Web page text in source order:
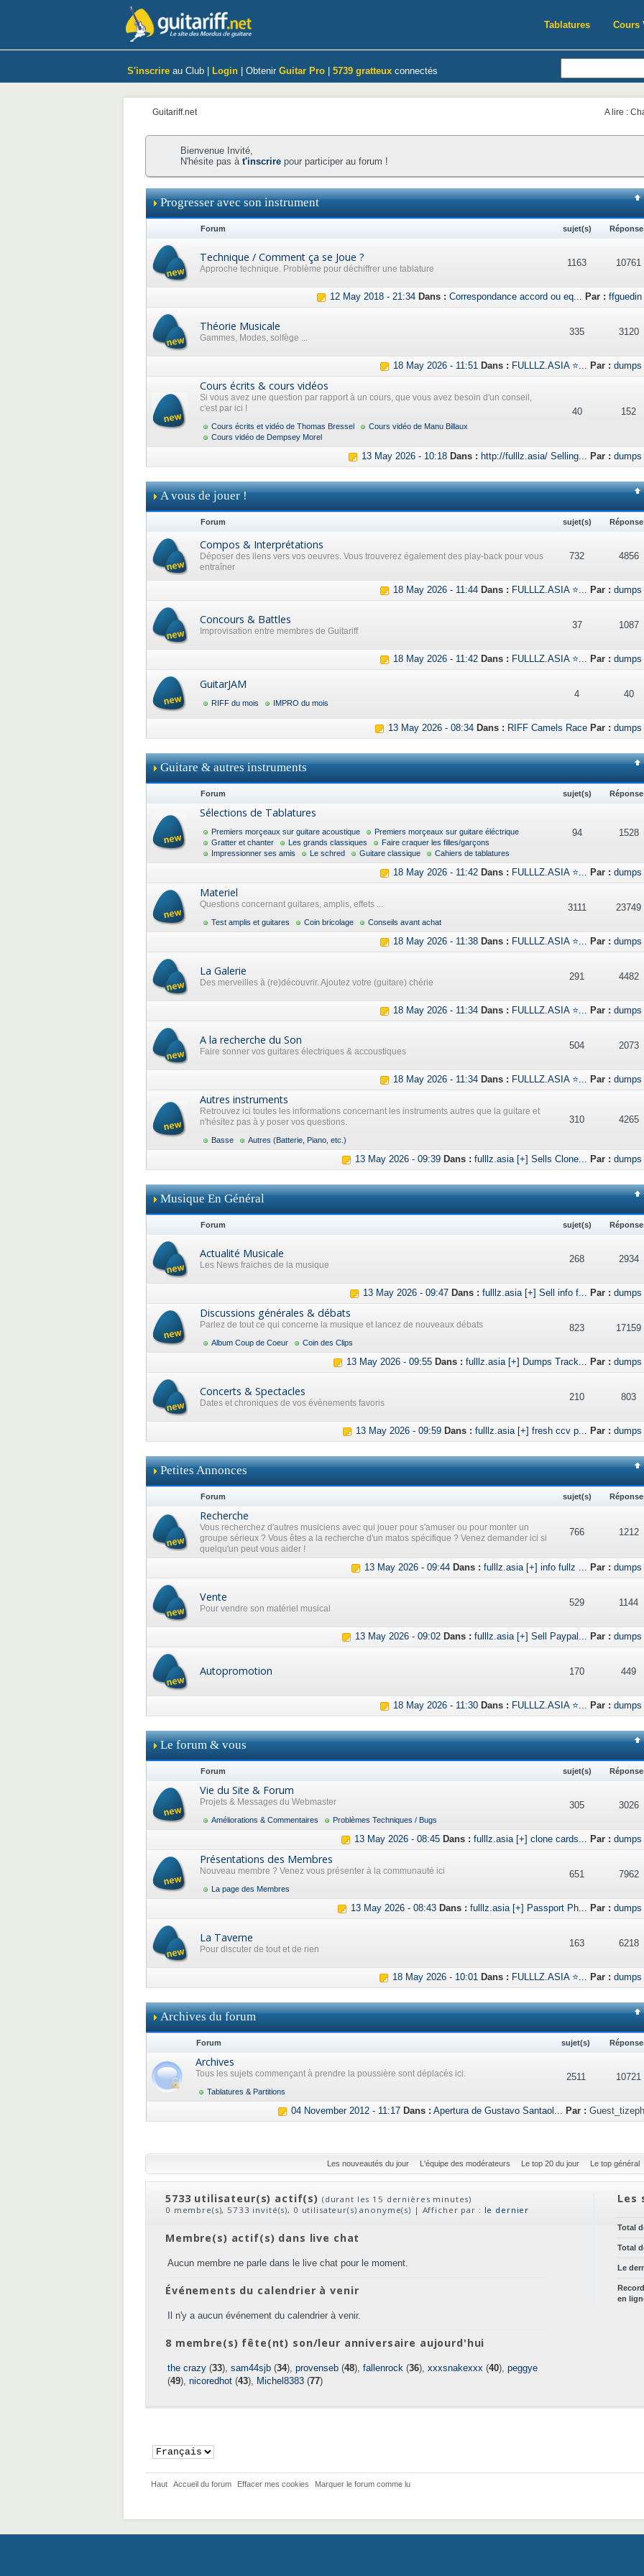
Tablatures Cours
S'inscrire au Club | Login | Obtenir Guitar Pro 5739 gratteux connectés
Guitariff.net A lire :
Bienvenue Invité,
N'hésite pas à t'inscrire pour participer au forum !
Progresser avec son instrument
Forum sujet(s)
Technique / Comment ça se Joue ?
Approche technique. Problème pour déchiffrer une tablature
1163 10761
12 May 2018 - 21:34 Dans : Correspondance accord ou eq... Par : ffguedin
Théorie Musicale
Gammes, Modes, solfège ...
335 3120
18 May 2026 - 11:51 Dans : FULLLZ.ASIA ⭐... Par : dumps
Cours écrits & cours vidéos
Si vous avez une question par rapport à un cours, que vous avez besoin d'un conseil,
c'est par ici !
Cours écrits et vidéo de Thomas Bressel
Cours vidéo de Manu Billaux
Cours vidéo de Dempsey Morel
40 152
13 May 2026 - 10:18 Dans : http://fulllz.asia/ Selling... Par : dumps
A vous de jouer !
Forum sujet(s)
Compos & Interprétations
Déposer des liens vers vos oeuvres. Vous trouverez également des play-back pour vous
entraîner
732 4856
18 May 2026 - 11:44 Dans : FULLLZ.ASIA ⭐... Par : dumps
Concours & Battles
Improvisation entre membres de Guitariff
37 1087
18 May 2026 - 11:42 Dans : FULLLZ.ASIA ⭐... Par : dumps
GuitarJAM
RIFF du mois IMPRO du mois
4 40
13 May 2026 - 08:34 Dans : RIFF Camels Race Par : dumps
Guitare & autres instruments
Forum sujet(s)
Sélections de Tablatures
Premiers morçeaux sur guitare acoustique
Premiers morçeaux sur guitare éléctrique
Gratter et chanter
Les grands classiques
Faire craquer les filles/garçons
Impressionner ses amis
Le schred Guitare classique Cahiers de tablatures
94 1528
18 May 2026 - 11:42 Dans : FULLLZ.ASIA ⭐... Par : dumps
Materiel
Questions concernant guitares, amplis, effets ...
Test amplis et guitares Coin bricolage Conseils avant achat
3111 23749
18 May 2026 - 11:38 Dans : FULLLZ.ASIA ⭐... Par : dumps
La Galerie
Des merveilles à (re)découvrir. Ajoutez votre (guitare) chérie
291 4482
18 May 2026 - 11:34 Dans : FULLLZ.ASIA ⭐... Par : dumps
A la recherche du Son
Faire sonner vos guitares électriques & accoustiques
504 2073
18 May 2026 - 11:34 Dans : FULLLZ.ASIA ⭐... Par : dumps
Autres instruments
Retrouvez ici toutes les informations concernant les instruments autres que la guitare et
n'hésitez pas à y poser vos questions.
Basse Autres (Batterie, Piano, etc.)
310 4265
13 May 2026 - 09:39 Dans : fulllz.asia [+] Sells Clone... Par : dumps
Musique En Général
Forum sujet(s)
Actualité Musicale
Les News fraiches de la musique
268 2934
13 May 2026 - 09:47 Dans : fulllz.asia [+] Sell info f... Par : dumps
Discussions générales & débats
Parlez de tout ce qui concerne la musique et lancez de nouveaux débats
Album Coup de Coeur Coin des Clips
823 17159
13 May 2026 - 09:55 Dans : fulllz.asia [+] Dumps Track... Par : dumps
Concerts & Spectacles
Dates et chroniques de vos évènements favoris
210 803
13 May 2026 - 09:59 Dans : fulllz.asia [+] fresh ccv p... Par : dumps
Petites Annonces
Forum sujet(s)
Recherche
Vous recherchez d'autres musiciens avec qui jouer pour s'amuser ou pour monter un
groupe sérieux ? Vous êtes a la recherche d'un matos spécifique ? Venez demander ici si
quelqu'un peut vous aider !
766 1212
13 May 2026 - 09:44 Dans : fulllz.asia [+] info fullz ... Par : dumps
Vente
Pour vendre son matériel musical
529 1144
13 May 2026 - 09:02 Dans : fulllz.asia [+] Sell Paypal... Par : dumps
Autopromotion 170 449
18 May 2026 - 11:30 Dans : FULLLZ.ASIA ⭐... Par : dumps
Le forum & vous
Forum sujet(s)
Vie du Site & Forum
Projets & Messages du Webmaster
Améliorations & Commentaires Problèmes Techniques / Bugs
305 3026
13 May 2026 - 08:45 Dans : fulllz.asia [+] clone cards... Par : dumps
Présentations des Membres
Nouveau membre ? Venez vous présenter à la communauté ici
La page des Membres
651 7962
13 May 2026 - 08:43 Dans : fulllz.asia [+] Passport Ph... Par : dumps
La Taverne
Pour discuter de tout et de rien
163 6218
18 May 2026 - 10:01 Dans : FULLLZ.ASIA ⭐... Par : dumps
Archives du forum
Forum sujet(s)
Archives
Tous les sujets commençant à prendre la poussière sont déplacés ici.
Tablatures & Partitions
2511 10721
04 November 2012 - 11:17 Dans : Apertura de Gustavo Santaol... Par :
Les nouveautés du jour L'équipe des modérateurs Le top 20 du jour Le top général
Les
Total
Total
Le
en
5733 utilisateur(s) actif(s) (durant les 15 dernières minutes)
0 membre(s), 5733 invité(s), 0 utilisateur(s) anonyme(s) | Afficher par : le dernier
Membre(s) actif(s) dans live chat
Aucun membre ne parle dans le live chat pour le moment.
Événements du calendrier à venir
Il n'y a aucun événement du calendrier à venir.
8 membre(s) fête(nt) son/leur anniversaire aujourd'hui
the crazy (33), sam44sjb (34), provenseb (48), fallenrock (36), xxxsnakexxx (40), peggye
(49), nicoredhot (43), Michel8383 (77)
Haut Accueil du forum Effacer mes cookies Marquer le forum comme lu